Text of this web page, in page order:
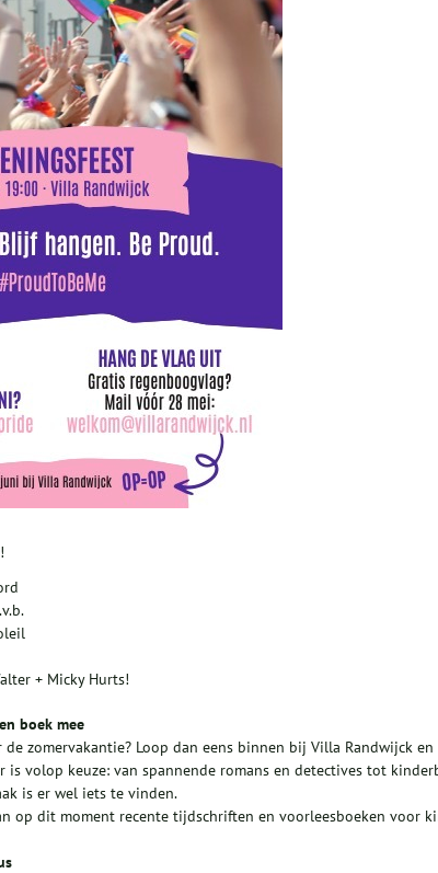
+ Micky Hurts!
boek mee
zomervakantie? Loop dan eens binnen bij Villa Randwijck
is volop keuze: van spannende romans en detectives tot
is er wel iets te vinden.
op dit moment recente tijdschriften en voorleesboeken voor